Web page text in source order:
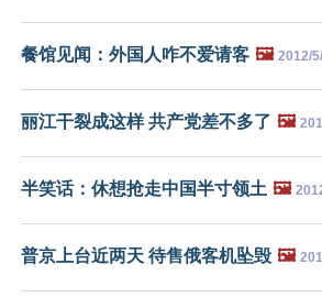
餐馆见闻：外国人咋不爱请客 🖼️ 2012/
丽江干裂成这样 共产党差不多了 🖼️
半笑话：休想抢走中国半寸领土 🖼️
普京上台近两天 待售俄客机坠毁 🖼️